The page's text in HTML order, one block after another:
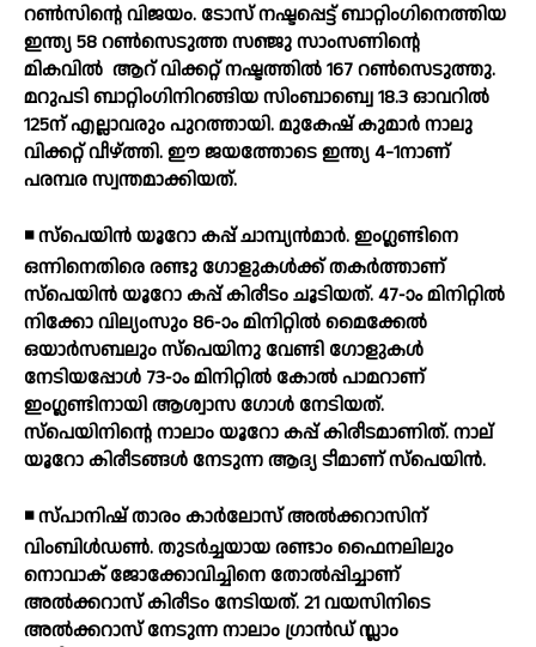
റണ്‍സിന്റെ വിജയം. ടോസ് നഷ്ടപ്പെട്ട് ബാറ്റിംഗിനെത്തിയ
ഇന്ത്യ 58 റണ്‍സെടുത്ത സഞ്ജു സാംസണിന്റെ
മികവില്‍ ആറ് വിക്കറ്റ് നഷ്ടത്തില്‍ 167 റണ്‍സെടുത്തു.
മറുപടി ബാറ്റിംഗിനിറങ്ങിയ സിംബാബ്വെ 18.3 ഓവറില്‍
125ന് എല്ലാവരും പുറത്തായി. മുകേഷ് കുമാര്‍ നാലു
വിക്കറ്റ് വീഴ്ത്തി. ഈ ജയത്തോടെ ഇന്ത്യ 4-1നാണ്
പരമ്പര സ്വന്തമാക്കിയത്.
◾ സ്പെയിന്‍ യൂറോ കപ്പ് ചാമ്പ്യന്‍മാര്‍. ഇംഗ്ലണ്ടിനെ
ഒന്നിനെതിരെ രണ്ടു ഗോളുകള്‍ക്ക് തകര്‍ത്താണ്
സ്പെയിന്‍ യൂറോ കപ്പ് കിരീടം ചൂടിയത്. 47-ാം മിനിറ്റില്‍
നിക്കോ വില്യംസും 86-ാം മിനിറ്റില്‍ മൈക്കേല്‍
ഒയാര്‍സബലും സ്പെയിനു വേണ്ടി ഗോളുകള്‍
നേടിയപ്പോള്‍ 73-ാം മിനിറ്റില്‍ കോല്‍ പാമറാണ്
ഇംഗ്ലണ്ടിനായി ആശ്വാസ ഗോള്‍ നേടിയത്.
സ്‌പെയിനിന്റെ നാലാം യൂറോ കപ്പ് കിരീടമാണിത്. നാല്
യൂറോ കിരീടങ്ങള്‍ നേടുന്ന ആദ്യ ടീമാണ് സ്‌പെയിന്‍.
◾ സ്പാനിഷ് താരം കാര്‍ലോസ് അല്‍ക്കറാസിന്
വിംബിള്‍ഡണ്‍. തുടര്‍ച്ചയായ രണ്ടാം ഫൈനലിലും
നൊവാക് ജോക്കോവിച്ചിനെ തോല്‍പ്പിച്ചാണ്
അല്‍ക്കറാസ് കിരീടം നേടിയത്. 21 വയസിനിടെ
അല്‍ക്കറാസ് നേടുന്ന നാലാം ഗ്രാന്‍ഡ് സ്ലാം